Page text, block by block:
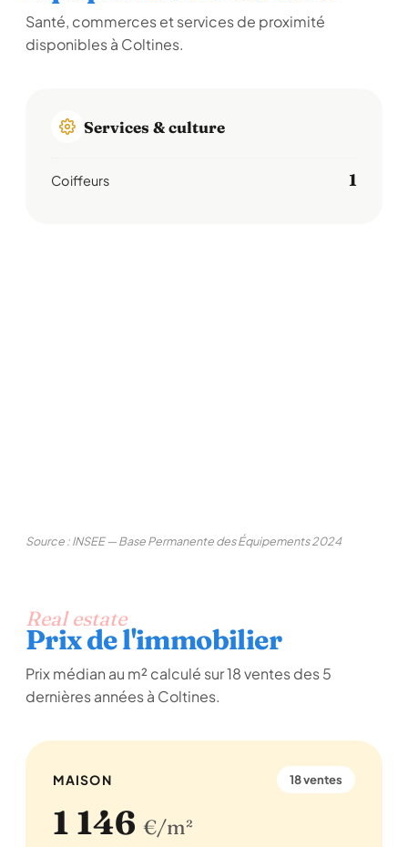
Santé, commerces et services de proximité
disponibles à Coltines.
Services & culture
Coiffeurs 1
Source : INSEE — Base Permanente des Équipements 2024
Real estate
Prix de l'immobilier
Prix médian au m² calculé sur 18 ventes des 5
dernières années à Coltines.
MAISON 18 ventes
1 146 €/m²